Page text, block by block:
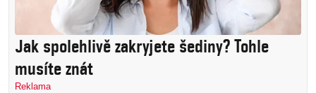
Jak spolehlivě zakryjete šediny? Tohle
musíte znát
Reklama